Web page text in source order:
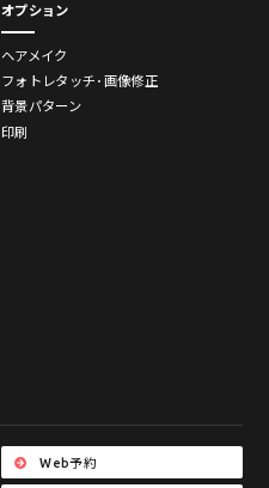
オプション
ヘアメイク
フォトレタッチ･画像修正
背景パターン
印刷
Web予約